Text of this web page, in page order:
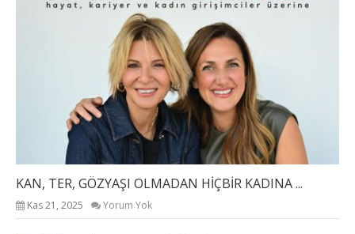
KAN, TER, GÖZYAŞI OLMADAN HİÇBİR KADINA ...
Kas 21, 2025 Yorum Yok